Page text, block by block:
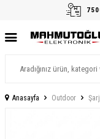
Anasayfa Outdoor